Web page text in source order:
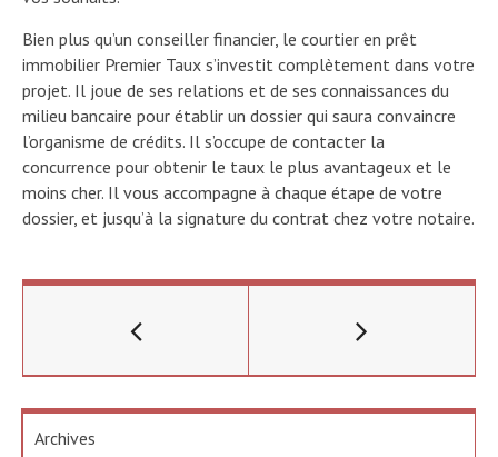
Bien plus qu’un conseiller financier, le courtier en prêt
immobilier Premier Taux s’investit complètement dans votre
projet. Il joue de ses relations et de ses connaissances du
milieu bancaire pour établir un dossier qui saura convaincre
l’organisme de crédits. Il s’occupe de contacter la
concurrence pour obtenir le taux le plus avantageux et le
moins cher. Il vous accompagne à chaque étape de votre
dossier, et jusqu’à la signature du contrat chez votre notaire.
Archives